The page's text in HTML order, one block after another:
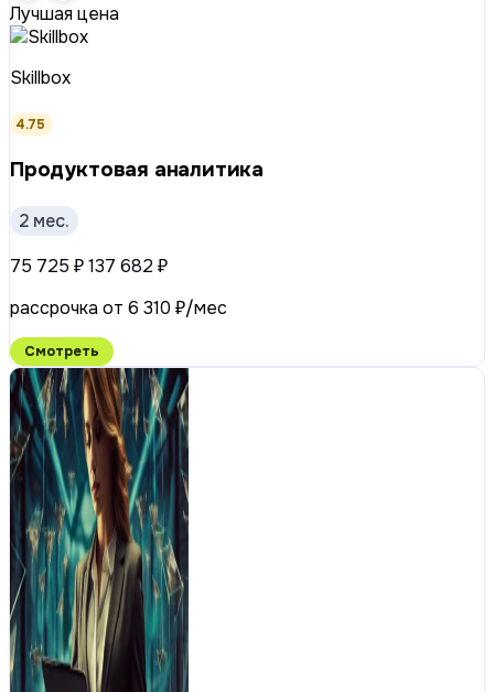
Лучшая цена
Skillbox
4.75
Продуктовая аналитика
2 мес.
75 725 ₽137 682 ₽
рассрочка от 6 310 ₽/мес
Смотреть